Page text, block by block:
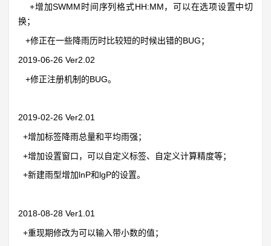
+增加SWMM时间序列格式HH:MM，可以在选项设置中切
换；
+修正在一些降雨历时比较短的时候出错的BUG；
2019-06-26 Ver2.02
+修正注册机制的BUG。
2019-02-26 Ver2.01
+增加标签降雨总量和平均雨强；
+增加设置窗口，可以自定义标签、自定义计算精度等；
+新建雨型增加lnP和lgP的设置。
2018-08-28 Ver1.01
+重现期修改为可以输入带小数的值；